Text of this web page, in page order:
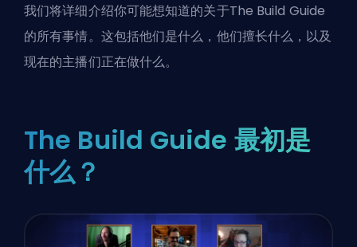
我们将详细介绍你可能想知道的关于The Build Guide
的所有事情。这包括他们是什么，他们擅长什么，以及
现在的主播们正在做什么。
The Build Guide 最初是
什么？